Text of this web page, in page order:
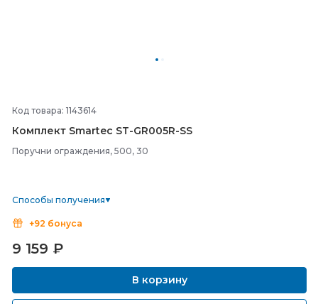
Код товара: 1143614
Комплект Smartec ST-GR005R-SS
Поручни ограждения, 500, 30
Способы получения
+92 бонуса
9 159 ₽
В корзину